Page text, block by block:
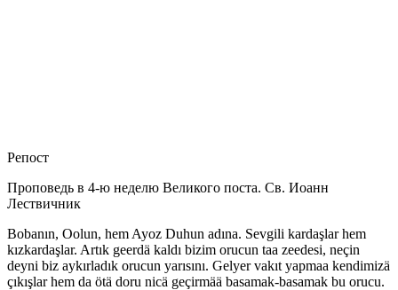
Репост
Проповедь в 4-ю неделю Великого поста. Св. Иоанн
Лествичник
Bobanın, Oolun, hem Ayoz Duhun adına. Sevgili kardaşlar hem
kızkardaşlar. Artık geerdä kaldı bizim orucun taa zeedesi, neçin
deyni biz aykırladık orucun yarısını. Gelyer vakıt yapmaa kendimizä
çıkışlar hem da ötä doru nicä geçirmää basamak-basamak bu orucu.